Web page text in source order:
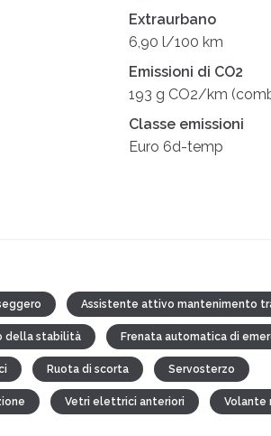
Extraurbano
6,90 l/100 km
Emissioni di CO2
193 g CO2/km
Classe emissioni
Euro 6d-temp
Assistente attivo mantenimento
della stabilità Frenata automatica di
Ruota di scorta Servosterzo
Vetri elettrici anteriori Volante